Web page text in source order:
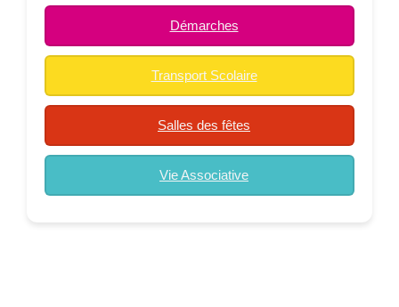
Démarches
Transport Scolaire
Salles des fêtes
Vie Associative